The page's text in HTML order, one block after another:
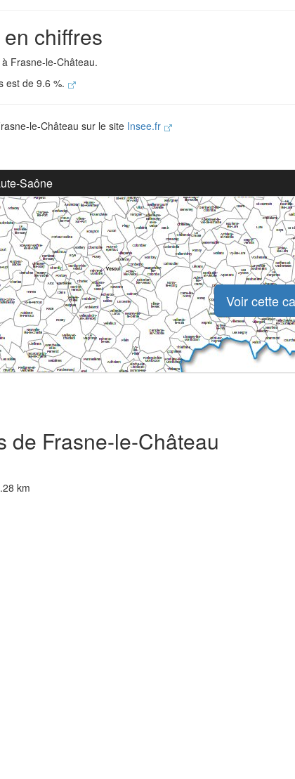
chiffres
Frasne-le-Château.
est de 9.6 %.
le-Château sur le site Insee.fr
Saône
Voir cette
de Frasne-le-Château
km